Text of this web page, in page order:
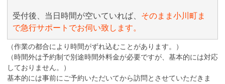
受付後、当日時間が空いていれば、 そのまま小川町ま
で急行サポートでお伺い致します。
（作業の都合により時間がずれ込むことがあります。）
（時間外は予約制で別途時間外料金が必要ですが、基本的には対応
しておりません。）
基本的には事前にご予約いただいてから訪問とさせていただきま